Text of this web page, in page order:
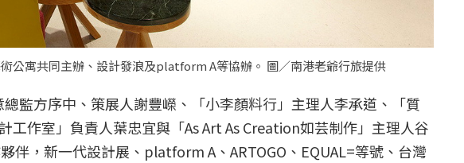
公寓共同主辦、設計發浪及platform A等協辦。 圖／南港老爺行旅提供
監方序中、策展人謝豐嶸、「小李顏料行」主理人李承道、「質
作室」負責人葉忠宜與「As Art As Creation如芸制作」主理人谷
伴，新一代設計展、platform A、ARTOGO、EQUAL=等號、台灣